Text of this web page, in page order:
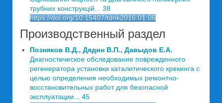
трубних конструкцій... 38
https://doi.org/10.15407/tdnk2016.01.06
Производственный раздел
Позняков В.Д., Дядин В.П., Давыдов Е.А.
Диагностическое обследование поврежденного
регенератора установки каталитического крекинга с
целью определения необходимых ремонтно-
восстановительных работ для безопасной
эксплуатации... 45